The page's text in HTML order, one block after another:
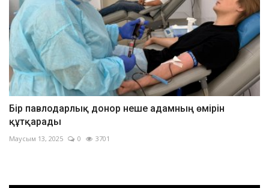
Бір павлодарлық донор неше адамның өмірін
құтқарады
Маусым 13, 2025 0 3701